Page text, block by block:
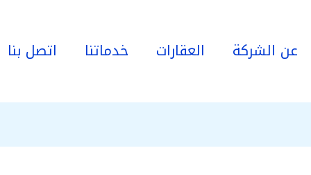
عن الشركة العقارات خدماتنا اتصل بنا